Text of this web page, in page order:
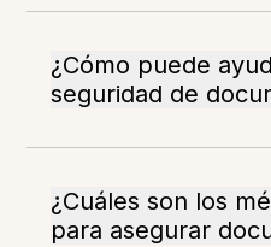
¿Cómo puede
seguridad de
¿Cuáles son los
para asegurar